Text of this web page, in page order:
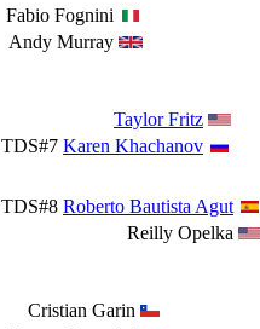
Fabio Fognini
Andy Murray
Taylor Fritz
TDS#7 Karen Khachanov
TDS#8 Roberto Bautista Agut
Reilly Opelka
Cristian Garin